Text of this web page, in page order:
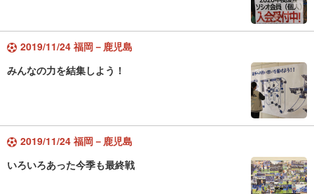
2019/11/24 福岡－鹿児島
みんなの力を結集しよう！
2019/11/24 福岡－鹿児島
いろいろあった今季も最終戦